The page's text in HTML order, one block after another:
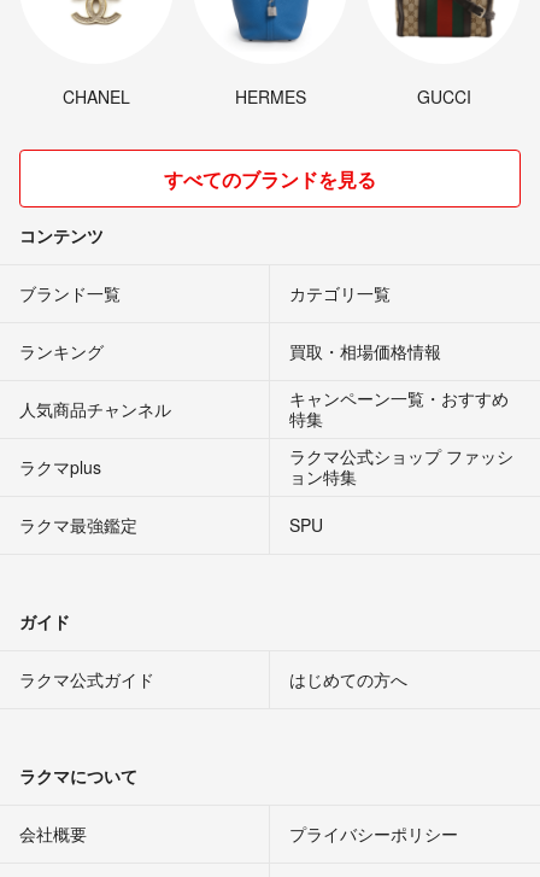
CHANEL HERMES GUCCI
すべてのブランドを見る
コンテンツ
ブランド一覧 カテゴリ一覧
ランキング 買取・相場価格情報
人気商品チャンネル
キャンペーン一覧・おすすめ
特集
ラクマplus
ラクマ公式ショップ ファッシ
ョン特集
ラクマ最強鑑定
SPU
ガイド
ラクマ公式ガイド はじめての方へ
ラクマについて
会社概要 プライバシーポリシー